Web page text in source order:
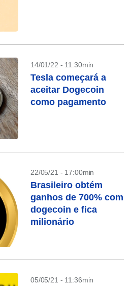
14/01/22 - 11:30min
Tesla começará a
aceitar Dogecoin
como pagamento
22/05/21 - 17:00min
Brasileiro obtém
ganhos de 700% com
dogecoin e fica
milionário
05/05/21 - 11:36min